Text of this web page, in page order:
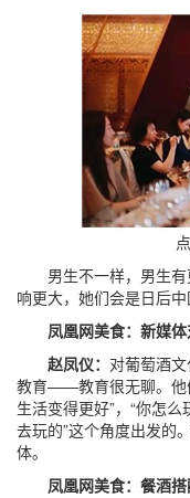
男生不一样，男生有
响更大，她们会是日后中
凤凰网美食：新媒体
赵凤仪： 对葡萄酒
教育——教育很无聊。他
生活变得更好”，“你怎
去玩的”这个角度出发的
体。
凤凰网美食：餐酒搭